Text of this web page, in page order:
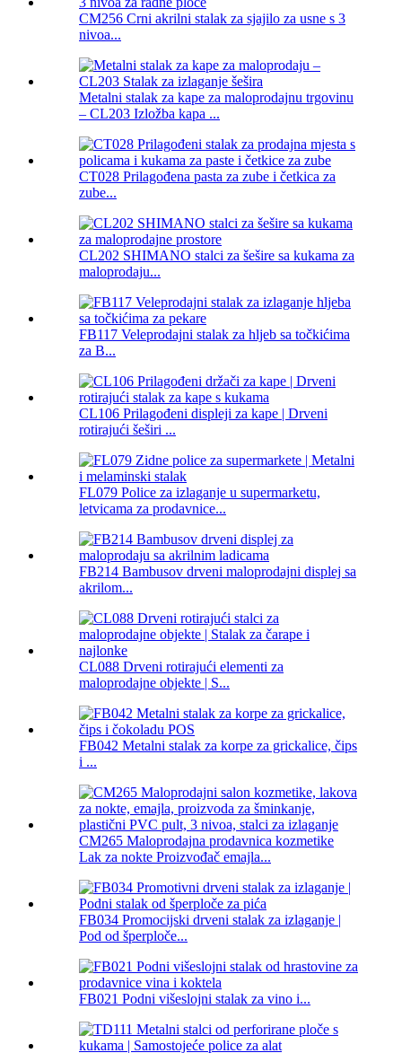
CM256 Crni akrilni stalak za sjajilo za usne s 3
nivoa...
Metalni stalak za kape za maloprodajnu trgovinu
– CL203 Izložba kapa ...
CT028 Prilagođena pasta za zube i četkica za
zube...
CL202 SHIMANO stalci za šešire sa kukama za
maloprodaju...
FB117 Veleprodajni stalak za hljeb sa točkićima
za B...
CL106 Prilagođeni displeji za kape | Drveni
rotirajući šeširi ...
FL079 Police za izlaganje u supermarketu,
letvicama za prodavnice...
FB214 Bambusov drveni maloprodajni displej sa
akrilom...
CL088 Drveni rotirajući elementi za
maloprodajne objekte | S...
FB042 Metalni stalak za korpe za grickalice, čips
i ...
CM265 Maloprodajna prodavnica kozmetike
Lak za nokte Proizvođač emajla...
FB034 Promocijski drveni stalak za izlaganje |
Pod od šperploče...
FB021 Podni višeslojni stalak za vino i...